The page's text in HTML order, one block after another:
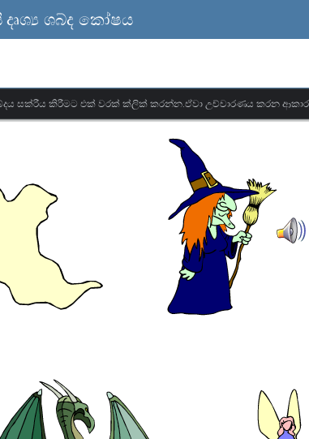
දෘශ්‍ය ශබ්ද කෝෂය
සක්රීය කිරීමට එක් වරක් ක්ලික් කරන්න.ඒවා උච්චාරණය කරන